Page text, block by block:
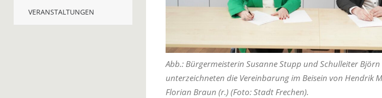
VERANSTALTUNGEN
Abb.: Bürgermeisterin Susanne Stupp und Schulleiter Björn
unterzeichneten die Vereinbarung im Beisein von Hendrik
Florian Braun (r.) (Foto: Stadt Frechen).